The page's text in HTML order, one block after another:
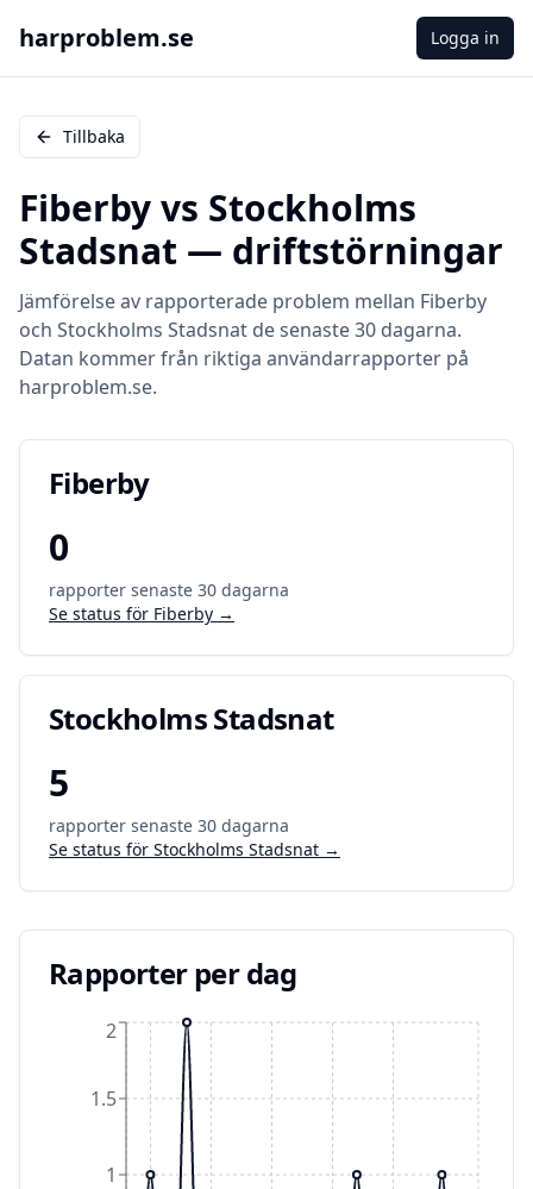
harproblem.se Logga in
Tillbaka
Fiberbyvs Stockholms
Stadsnat — driftstörningar
Jämförelse av rapporterade problem mellan Fiberby
och Stockholms Stadsnat de senaste 30 dagarna.
Datan kommer från riktiga användarrapporter på
harproblem.se.
Fiberby
0
rapporter senaste 30 dagarna
Se status för Fiberby →
Stockholms Stadsnat
5
rapporter senaste 30 dagarna
Se status för Stockholms Stadsnat →
Rapporter per dag
1
1.5
2